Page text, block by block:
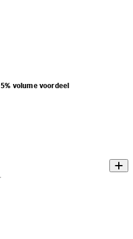
5% volume voordeel